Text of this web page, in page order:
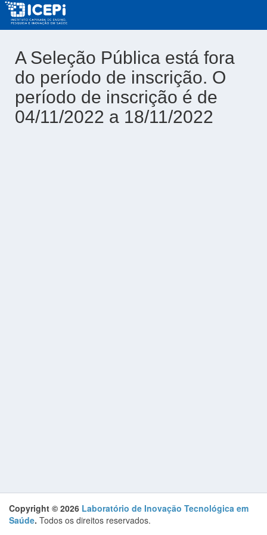
A Seleção Pública está fora
do período de inscrição. O
período de inscrição é de
04/11/2022 a 18/11/2022
Copyright © 2026 Laboratório de Inovação Tecnológica em
Saúde. Todos os direitos reservados.